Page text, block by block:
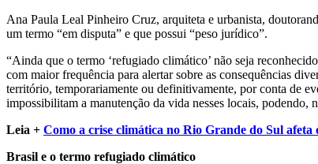
Ana Paula Leal Pinheiro Cruz, arquiteta e urbanista,
um termo “em disputa” e que possui “peso jurídico”.
“Ainda que o termo ‘refugiado climático’ não seja
com maior frequência para alertar sobre as consequências
território, temporariamente ou definitivamente, por conta de
impossibilitam a manutenção da vida nesses locais,
Leia + Como a crise climática no Rio Grande do Sul afeta
Brasil e o termo refugiado climático